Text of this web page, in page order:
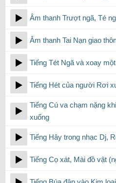
Âm thanh Trượt ngã, Té
Âm thanh Tai Nạn giao
Tiếng Tét Ngã và xoay
Tiếng Hét của người Rơi
Tiếng Cú va chạm nặng
xuống
Tiếng Hây trong nhạc Dj,
Tiếng Cọ xát, Mài đồ vật